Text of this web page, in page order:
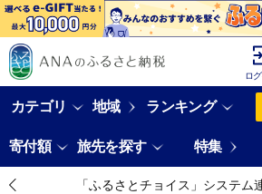
ロ
カテゴリ 地域 ランキング
寄付額 旅先を探す 特集
「ふるさとチョイス」システム